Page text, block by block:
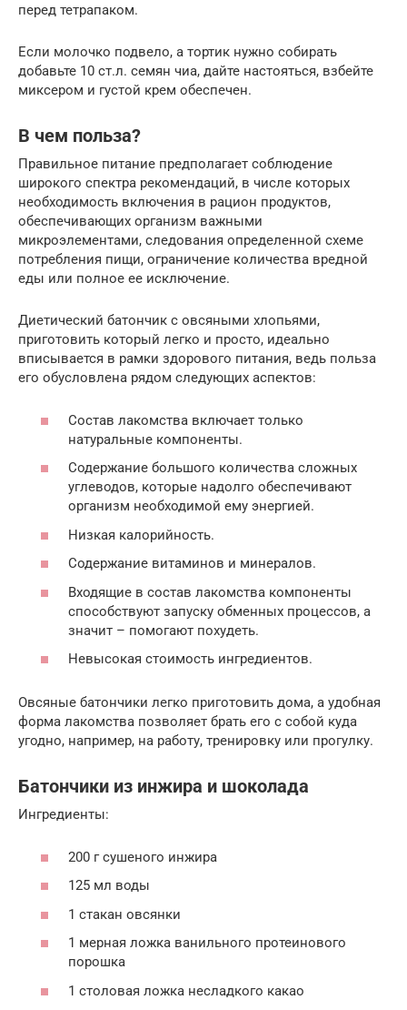
перед тетрапаком.
Если молочко подвело, а тортик нужно собирать
добавьте 10 ст.л. семян чиа, дайте настояться, взбейте
миксером и густой крем обеспечен.
В чем польза?
Правильное питание предполагает соблюдение
широкого спектра рекомендаций, в числе которых
необходимость включения в рацион продуктов,
обеспечивающих организм важными
микроэлементами, следования определенной схеме
потребления пищи, ограничение количества вредной
еды или полное ее исключение.
Диетический батончик с овсяными хлопьями,
приготовить который легко и просто, идеально
вписывается в рамки здорового питания, ведь польза
его обусловлена рядом следующих аспектов:
Состав лакомства включает только
натуральные компоненты.
Содержание большого количества сложных
углеводов, которые надолго обеспечивают
организм необходимой ему энергией.
Низкая калорийность.
Содержание витаминов и минералов.
Входящие в состав лакомства компоненты
способствуют запуску обменных процессов, а
значит – помогают похудеть.
Невысокая стоимость ингредиентов.
Овсяные батончики легко приготовить дома, а удобная
форма лакомства позволяет брать его с собой куда
угодно, например, на работу, тренировку или прогулку.
Батончики из инжира и шоколада
Ингредиенты:
200 г сушеного инжира
125 мл воды
1 стакан овсянки
1 мерная ложка ванильного протеинового
порошка
1 столовая ложка несладкого какао